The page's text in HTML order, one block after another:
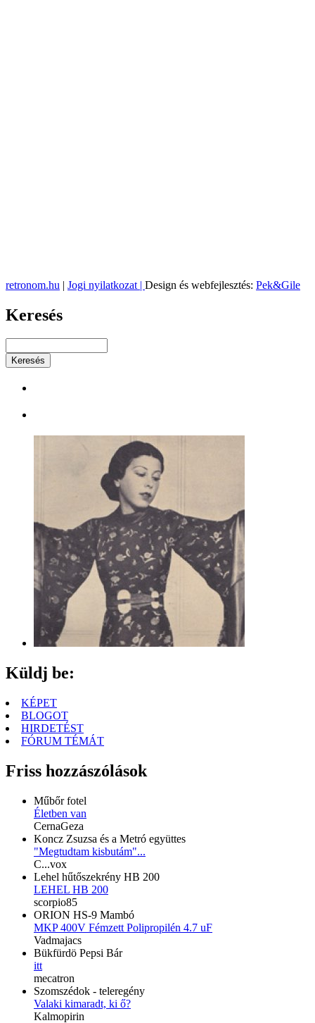
retronom.hu | Jogi nyilatkozat | Design és webfejlesztés: Pek&Gile
Keresés
Küldj be:
KÉPET
BLOGOT
HIRDETÉST
FÓRUM TÉMÁT
Friss hozzászólások
Műbőr fotel
Életben van
CernaGeza
Koncz Zsuzsa és a Metró együttes
"Megtudtam kisbutám"...
C...vox
Lehel hűtőszekrény HB 200
LEHEL HB 200
scorpio85
ORION HS-9 Mambó
MKP 400V Fémzett Polipropilén 4.7 uF
Vadmajacs
Bükfürdö Pepsi Bár
itt
mecatron
Szomszédok - teleregény
Valaki kimaradt, ki ő?
Kalmopirin